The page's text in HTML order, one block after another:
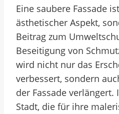
Eine saubere Fassade
ästhetischer Aspekt,
Beitrag zum
Beseitigung von
wird nicht nur das
verbessert, sondern
der Fassade
Stadt, die für ihre